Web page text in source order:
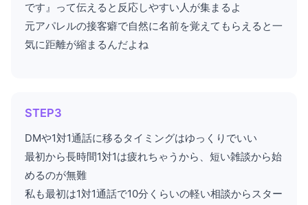
です』って伝えると反応しやすい人が集まるよ
元アパレルの接客癖で自然に名前を覚えてもらえると一
気に距離が縮まるんだよね
STEP3
DMや1対1通話に移るタイミングはゆっくりでいい
最初から長時間1対1は疲れちゃうから、短い雑談から始
めるのが無難
私も最初は1対1通話で10分くらいの軽い相談からスター